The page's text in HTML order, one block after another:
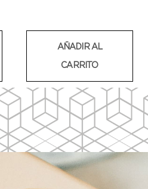
AÑADIR AL
CARRITO